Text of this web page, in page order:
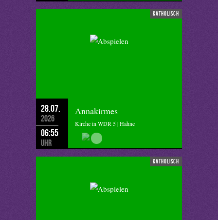
katholisch
28.07.
2026
06:55
Uhr
Annakirmes
Kirche in WDR 5 | Hahne
katholisch